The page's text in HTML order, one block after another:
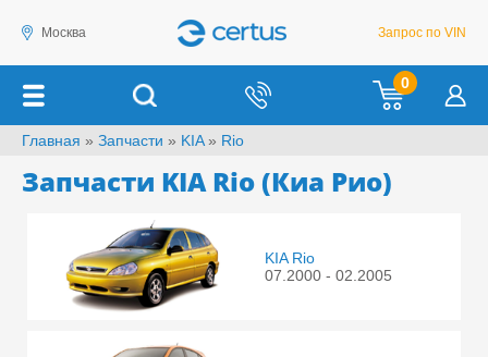
Москва Запрос по VIN
0
Главная » Запчасти » KIA» Rio
Запчасти KIA Rio (Киа Рио)
KIA Rio
07.2000 - 02.2005